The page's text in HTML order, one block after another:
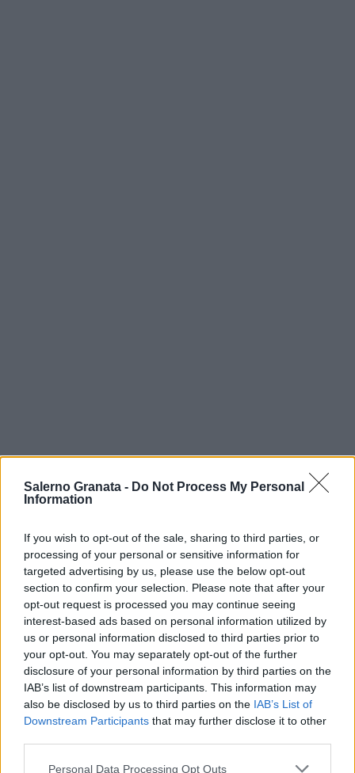
Salerno Granata - Do Not Process My Personal
Information
If you wish to opt-out of the sale, sharing to third parties, or
processing of your personal or sensitive information for
targeted advertising by us, please use the below opt-out
section to confirm your selection. Please note that after your
opt-out request is processed you may continue seeing
interest-based ads based on personal information utilized by
us or personal information disclosed to third parties prior to
your opt-out. You may separately opt-out of the further
disclosure of your personal information by third parties on the
IAB’s list of downstream participants. This information may
also be disclosed by us to third parties on the IAB’s List of
Downstream Participants that may further disclose it to other
Personal Data Processing Opt Outs